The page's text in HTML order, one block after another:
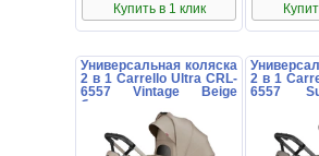
Купить в 1 клик
Универсальная коляска
2 в 1 Carrello Ultra CRL-
6557 Vintage Beige
бежевая
2 в 1
6557